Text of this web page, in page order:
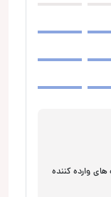
وارده کننده